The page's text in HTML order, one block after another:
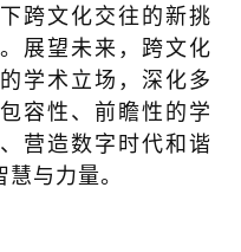
跨文化交往的新挑
展望未来，跨文化
学术立场，深化多
容性、前瞻性的学
营造数字时代和谐
与力量。